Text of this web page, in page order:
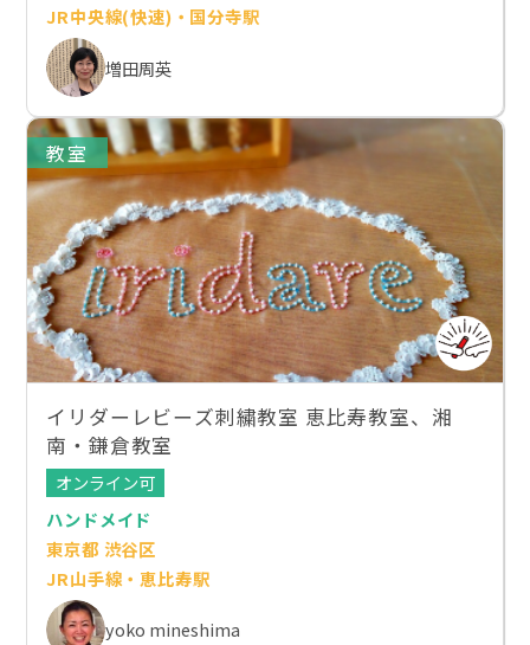
JR中央線(快速)・国分寺駅
増田周英
教室
イリダーレビーズ刺繍教室 恵比寿教室、湘
南・鎌倉教室
オンライン可
ハンドメイド
東京都 渋谷区
JR山手線・恵比寿駅
yoko mineshima